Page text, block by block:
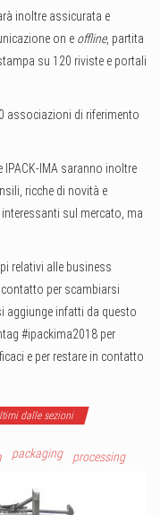
inoltre assicurata e
on e offline, partita
su 120 riviste e portali
associazioni di riferimento
IMA saranno inoltre
ricche di novità e
sul mercato, ma
relativi alle business
per scambiarsi
aggiunge infatti da questo
#ipackima2018 per
e per restare in contatto
dalle sezioni
packaging processing